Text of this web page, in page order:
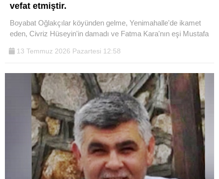
vefat etmiştir.
Boyabat Oğlakçılar köyünden gelme, Yenimahalle'de ikamet
eden, Civriz Hüseyin'in damadı ve Fatma Kara'nın eşi Mustafa
13 Temmuz 2026 Pazartesi 12:58